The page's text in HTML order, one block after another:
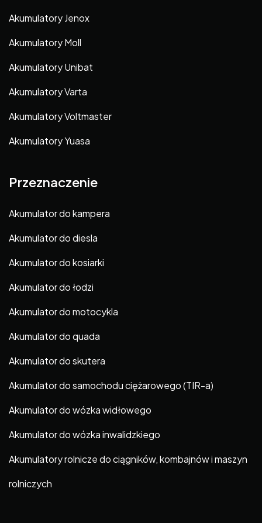
Akumulatory Jenox
Akumulatory Moll
Akumulatory Unibat
Akumulatory Varta
Akumulatory Voltmaster
Akumulatory Yuasa
Przeznaczenie
Akumulator do kampera
Akumulator do diesla
Akumulator do kosiarki
Akumulator do łodzi
Akumulator do motocykla
Akumulator do quada
Akumulator do skutera
Akumulator do samochodu ciężarowego (TIR-a)
Akumulator do wózka widłowego
Akumulator do wózka inwalidzkiego
Akumulatory rolnicze do ciągników, kombajnów i maszyn
rolniczych